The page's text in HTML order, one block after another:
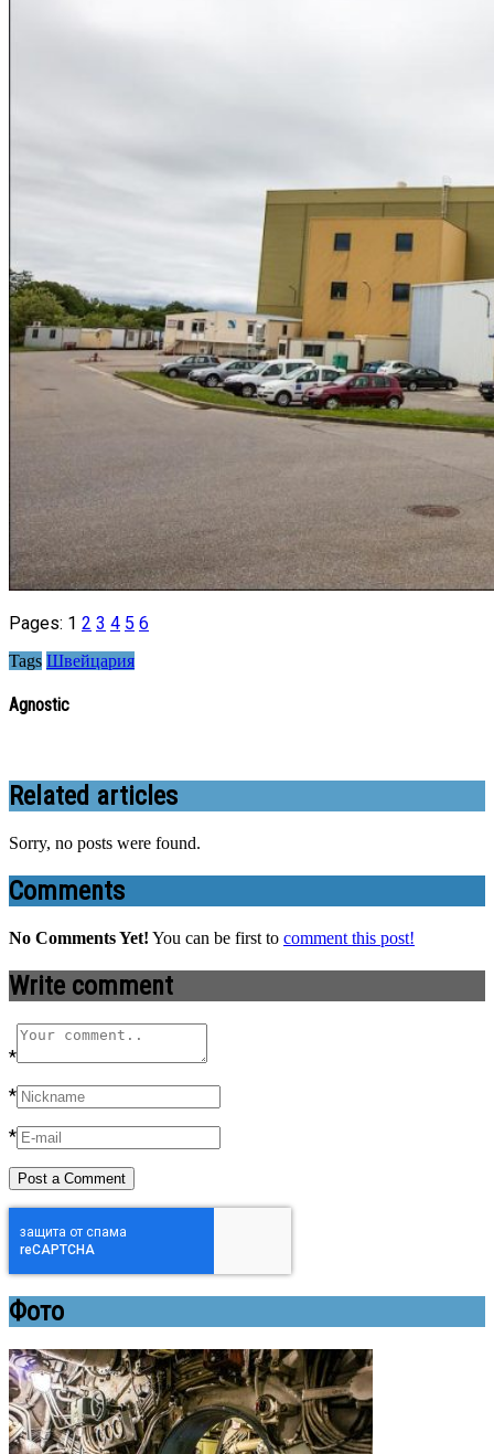
Pages: 1 2 3 4 5 6
Tags Швейцария
Agnostic
Related articles
Sorry, no posts were found.
Comments
No Comments Yet! You can be first to comment this post!
Write comment
*
*
*
Фото